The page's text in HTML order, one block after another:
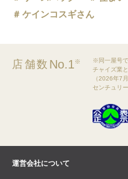
ケインコスギさん
店舗数 No.1※
※同一屋号
チャイズ業
（2026年7
センチュリ
運営会社について